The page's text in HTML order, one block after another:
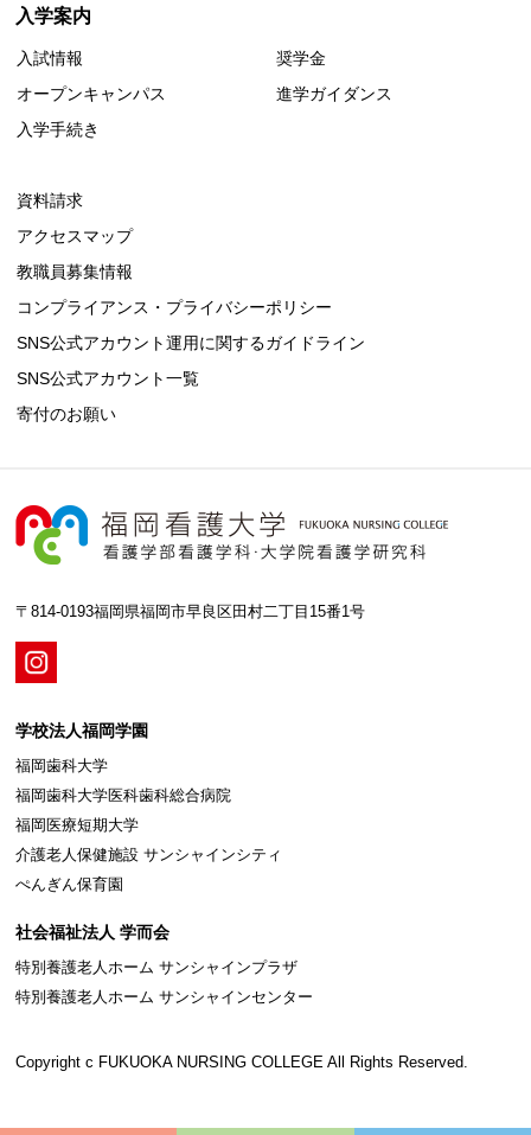
入学案内
入試情報
奨学金
オープンキャンパス
進学ガイダンス
入学手続き
資料請求
アクセスマップ
教職員募集情報
コンプライアンス・プライバシーポリシー
SNS公式アカウント運用に関するガイドライン
SNS公式アカウント一覧
寄付のお願い
〒814-0193福岡県福岡市早良区田村二丁目15番1号
学校法人福岡学園
福岡歯科大学
福岡歯科大学医科歯科総合病院
福岡医療短期大学
介護老人保健施設 サンシャインシティ
ぺんぎん保育園
社会福祉法人 学而会
特別養護老人ホーム サンシャインプラザ
特別養護老人ホーム サンシャインセンター
Copyright c FUKUOKA NURSING COLLEGE All Rights Reserved.